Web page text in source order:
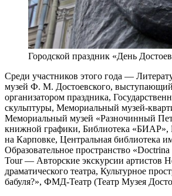
Городской праздник «День
Среди участников этого года —
музей Ф. М. Достоевского,
организатором праздника,
скульптуры, Мемориальный музей-
Мемориальный музей «Разночинный
книжной графики, Библиотека «БИАР»,
на Карповке, Центральная библиотека
Образовательное пространство
Tour — Авторские экскурсии артистов
драматического театра, Культурное
бабуля?», ФМД-Театр (Театр Музея